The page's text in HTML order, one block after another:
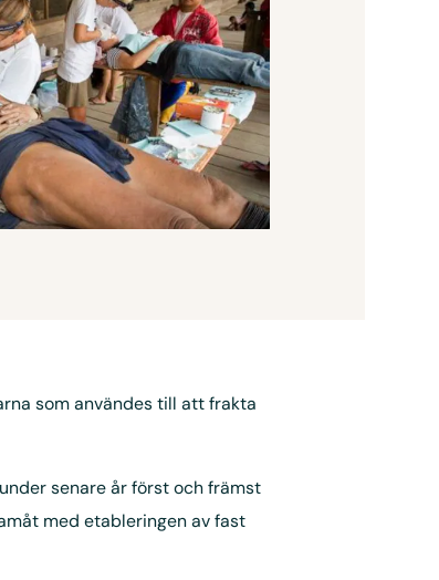
som användes till att frakta
senare år först och främst
med etableringen av fast